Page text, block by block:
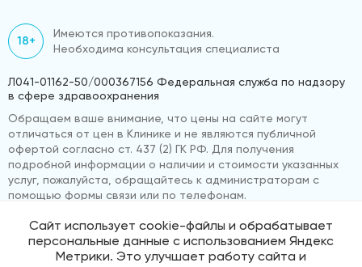
18+
Имеются противопоказания.
Необходима консультация специалиста
Л041-01162-50/000367156 Федеральная служба по надзору
в сфере здравоохранения
Обращаем ваше внимание, что цены на сайте могут
отличаться от цен в Клинике и не являются публичной
офертой согласно ст. 437 (2) ГК РФ. Для получения
подробной информации о наличии и стоимости указанных
услуг, пожалуйста, обращайтесь к администраторам с
помощью формы связи или по телефонам.
© 2026 «ВижуВсё»
Реквизиты компании
Политика обработки персональных данных
Сайт использует cookie-файлы и обрабатывает
персональные данные с использованием Яндекс
Метрики. Это улучшает работу сайта и